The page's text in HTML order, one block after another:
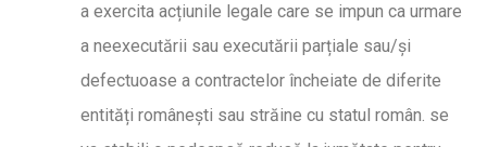
a exercita acțiunile legale care se impun ca urmare
a neexecutării sau executării parțiale sau/și
defectuoase a contractelor încheiate de diferite
entități românești sau străine cu statul român. se